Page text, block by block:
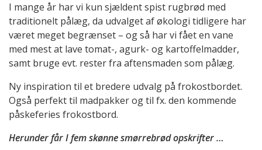
I mange år har vi kun sjældent spist rugbrød med
traditionelt pålæg, da udvalget af økologi tidligere har
været meget begrænset – og så har vi fået en vane
med mest at lave tomat-, agurk- og kartoffelmadder,
samt bruge evt. rester fra aftensmaden som pålæg.
Ny inspiration til et bredere udvalg på frokostbordet.
Også perfekt til madpakker og til fx. den kommende
påskeferies frokostbord.
Herunder får I fem skønne smørrebrød opskrifter …